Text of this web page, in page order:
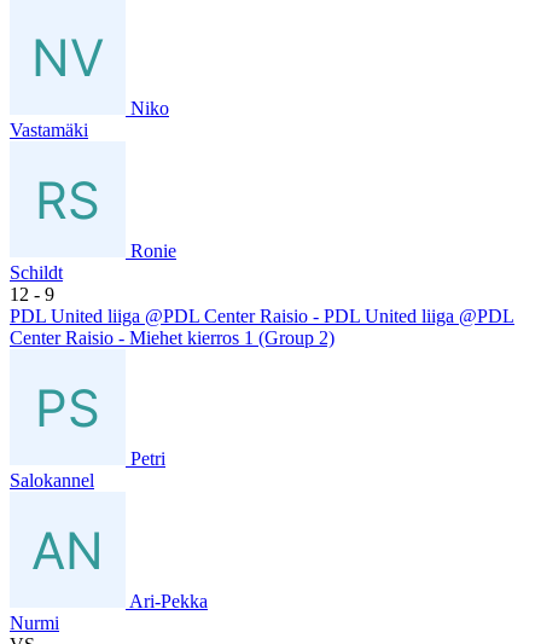
Niko
Vastamäki
Ronie
Schildt
12 - 9
PDL United liiga @PDL Center Raisio - PDL United liiga @PDL
Center Raisio - Miehet kierros 1 (Group 2)
Petri
Salokannel
Ari-Pekka
Nurmi